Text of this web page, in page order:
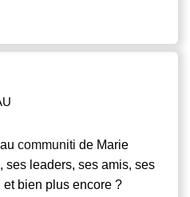
communiti de Marie
ses leaders, ses amis, ses
bien plus encore ?